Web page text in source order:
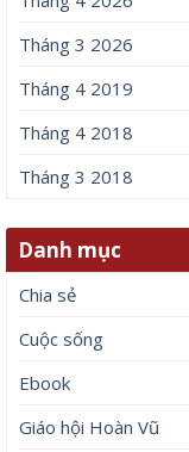
Tháng 3 2026
Tháng 4 2019
Tháng 4 2018
Tháng 3 2018
Danh mục
Chia sẻ
Cuộc sống
Ebook
Giáo hội Hoàn Vũ